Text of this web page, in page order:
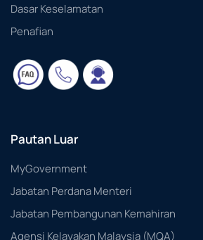
Dasar Keselamatan
Penafian
Pautan Luar
MyGovernment
Jabatan Perdana Menteri
Jabatan Pembangunan Kemahiran
Agensi Kelayakan Malaysia (MQA)